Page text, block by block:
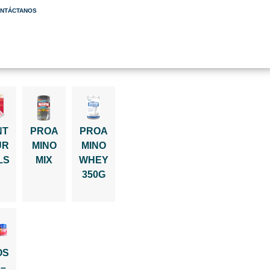
PROA
MINO
MIX
PROA
MINO
WHEY
350G